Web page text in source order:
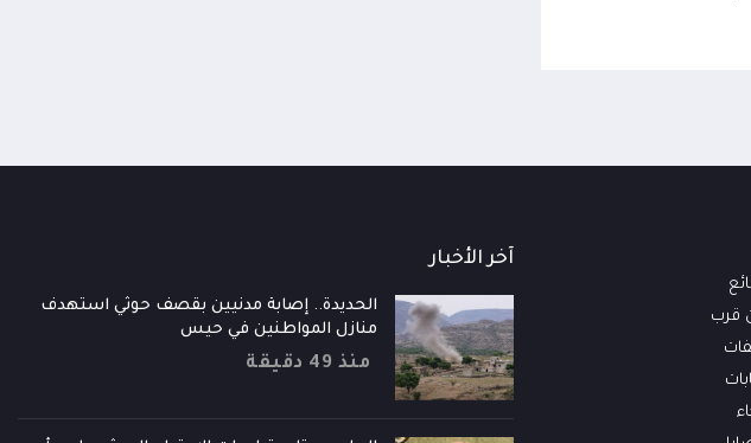
قرب
آخر الأخبار
الحديدة.. إصابة مدنيين بقصف حوثي استهدف
منازل المواطنين في حيس
منذ 49 دقيقة